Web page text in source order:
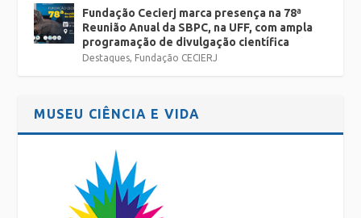
Fundação Cecierj marca presença na 78ª
Reunião Anual da SBPC, na UFF, com ampla
programação de divulgação científica
Destaques, Fundação CECIERJ
MUSEU CIÊNCIA E VIDA